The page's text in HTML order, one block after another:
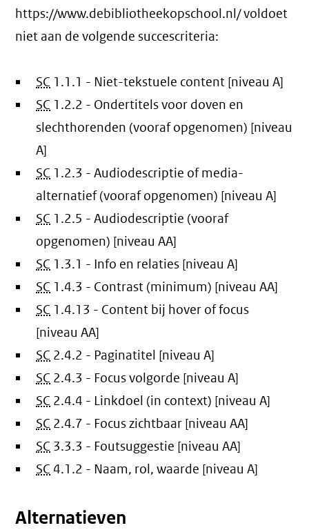
https://www.debibliotheekopschool.nl/ voldoet
niet aan de volgende succescriteria:
SC 1.1.1 - Niet-tekstuele content [niveau A]
SC 1.2.2 - Ondertitels voor doven en
slechthorenden (vooraf opgenomen) [niveau
A]
SC 1.2.3 - Audiodescriptie of media-
alternatief (vooraf opgenomen) [niveau A]
SC 1.2.5 - Audiodescriptie (vooraf
opgenomen) [niveau AA]
SC 1.3.1 - Info en relaties [niveau A]
SC 1.4.3 - Contrast (minimum) [niveau AA]
SC 1.4.13 - Content bij hover of focus
[niveau AA]
SC 2.4.2 - Paginatitel [niveau A]
SC 2.4.3 - Focus volgorde [niveau A]
SC 2.4.4 - Linkdoel (in context) [niveau A]
SC 2.4.7 - Focus zichtbaar [niveau AA]
SC 3.3.3 - Foutsuggestie [niveau AA]
SC 4.1.2 - Naam, rol, waarde [niveau A]
Alternatieven